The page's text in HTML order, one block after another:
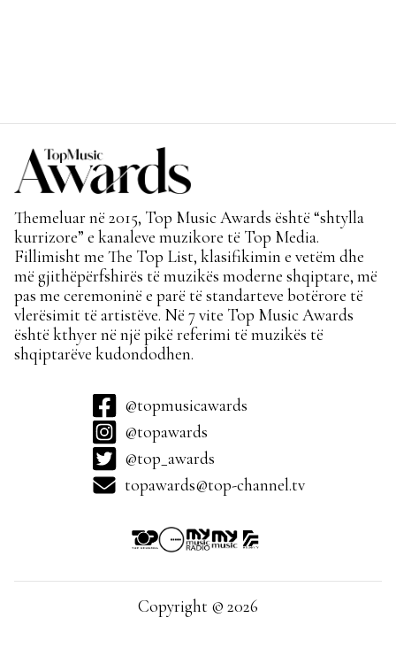
Themeluar në 2015, Top Music Awards është “shtylla
kurrizore” e kanaleve muzikore të Top Media.
Fillimisht me The Top List, klasifikimin e vetëm dhe
më gjithëpërfshirës të muzikës moderne shqiptare, më
pas me ceremoninë e parë të standarteve botërore të
vlerësimit të artistëve. Në 7 vite Top Music Awards
është kthyer në një pikë referimi të muzikës të
shqiptarëve kudondodhen.
@topmusicawards
@topawards
@top_awards
topawards@top-channel.tv
Copyright © 2026